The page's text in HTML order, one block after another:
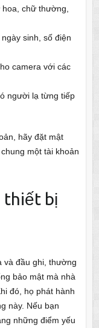
chữ thường,
sinh, số điện
camera với các
người lạ từng tiếp
hãy đặt mật
một tài khoản
thiết bị
và đầu ghi, thường
bảo mật mà nhà
đó, họ phát hành
này. Nếu bạn
những điểm yếu